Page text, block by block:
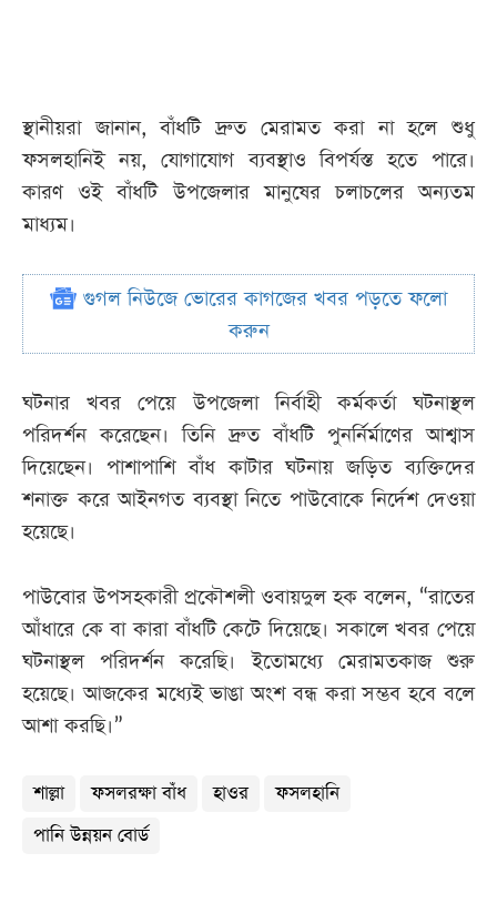
স্থানীয়রা জানান, বাঁধটি দ্রুত মেরামত করা না হলে শুধু
ফসলহানিই নয়, যোগাযোগ ব্যবস্থাও বিপর্যস্ত হতে পারে।
কারণ ওই বাঁধটি উপজেলার মানুষের চলাচলের অন্যতম
মাধ্যম।
গুগল নিউজে ভোরের কাগজের খবর পড়তে ফলো
করুন
ঘটনার খবর পেয়ে উপজেলা নির্বাহী কর্মকর্তা ঘটনাস্থল
পরিদর্শন করেছেন। তিনি দ্রুত বাঁধটি পুনর্নির্মাণের আশ্বাস
দিয়েছেন। পাশাপাশি বাঁধ কাটার ঘটনায় জড়িত ব্যক্তিদের
শনাক্ত করে আইনগত ব্যবস্থা নিতে পাউবোকে নির্দেশ দেওয়া
হয়েছে।
পাউবোর উপসহকারী প্রকৌশলী ওবায়দুল হক বলেন, “রাতের
আঁধারে কে বা কারা বাঁধটি কেটে দিয়েছে। সকালে খবর পেয়ে
ঘটনাস্থল পরিদর্শন করেছি। ইতোমধ্যে মেরামতকাজ শুরু
হয়েছে। আজকের মধ্যেই ভাঙা অংশ বন্ধ করা সম্ভব হবে বলে
আশা করছি।”
শাল্লা ফসলরক্ষা বাঁধ হাওর
ফসলহানি
পানি উন্নয়ন বোর্ড